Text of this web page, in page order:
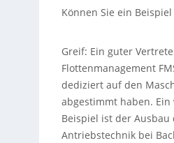
Können Sie ein
Greif: Ein guter
Flottenmanagement
dediziert auf den
abgestimmt haben. Ein
Beispiel ist der Ausbau
Antriebstechnik bei